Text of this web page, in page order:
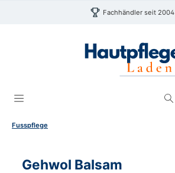
Zum Hauptinhalt springen Fachhändler seit 2004
Fusspflege
Gehwol Balsam